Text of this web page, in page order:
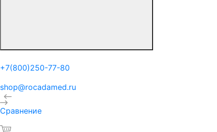
+7(800)250-77-80
shop@rocadamed.ru
Сравнение